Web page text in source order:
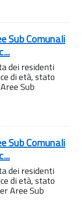
Sub Comunali
dei residenti
di età, stato
Sub
Sub Comunali
dei residenti
di età, stato
Aree Sub